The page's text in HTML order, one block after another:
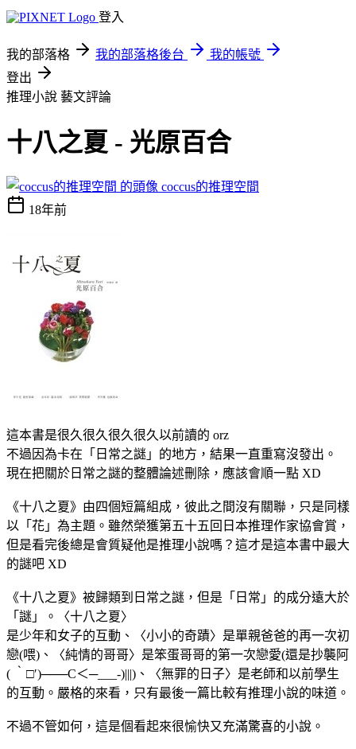
登入
我的部落格 我的部落格後台
我的帳號
登出
推理小說 藝文評論
十八之夏 - 光原百合
coccus的推理空間
18年前
這本書是很久很久很久很久以前讀的 orz
不過因為卡在「日常之謎」的地方，結果一直重寫沒發出。
現在把關於日常之謎的整體論述刪除，應該會順一點 XD
《十八之夏》由四個短篇組成，彼此之間沒有關聯，只是同樣
以「花」為主題。雖然榮獲第五十五回日本推理作家協會賞，
但是看完後總是會質疑他是推理小說嗎？這才是這本書中最大
的謎吧 XD
《十八之夏》被歸類到日常之謎，但是「日常」的成分遠大於
「謎」。〈十八之夏〉
是少年和女子的互動、〈小小的奇蹟〉是單親爸爸的再一次初
戀(喂)、〈純情的哥哥〉是笨蛋哥哥的第一次戀愛(還是抄襲阿
( ‵□′)───C＜─___-)|||)、〈無罪的日子〉是老師和以前學生
的互動。嚴格的來看，只有最後一篇比較有推理小說的味道。
不過不管如何，這是個看起來很愉快又充滿驚喜的小說。